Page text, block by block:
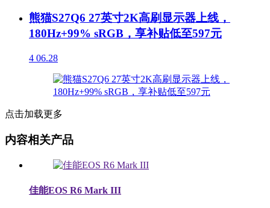
熊猫S27Q6 27英寸2K高刷显示器上线，
180Hz+99% sRGB，享补贴低至597元
4 06.28
点击加载更多
内容相关产品
佳能EOS R6 Mark III